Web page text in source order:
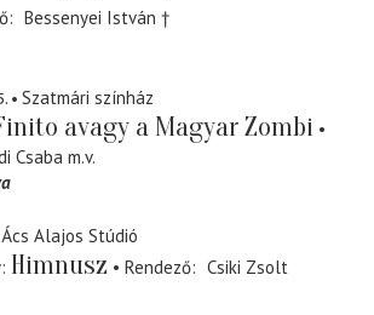
Bessenyei István †
Szatmári színház
avagy a Magyar Zombi
Csaba m.v.
Ács Alajos Stúdió
Himnusz Rendező
Csiki Zsolt